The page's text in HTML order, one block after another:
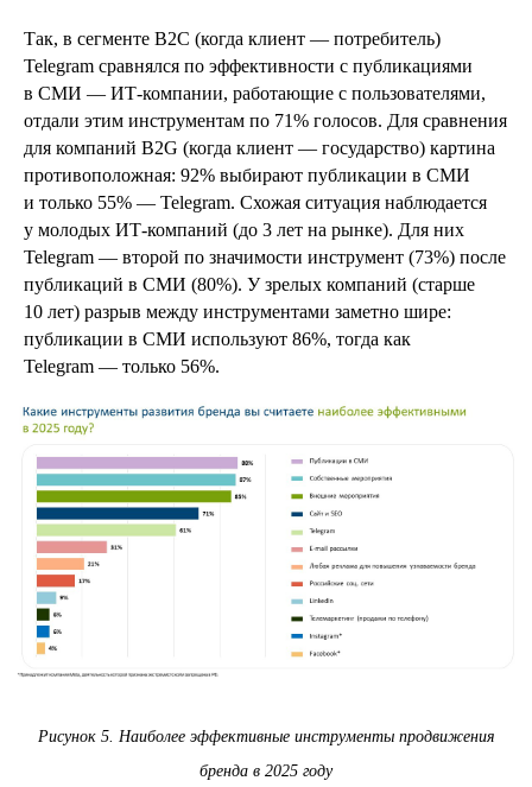
Так, в сегменте B2C (когда клиент — потребитель)
Telegram сравнялся по эффективности с публикациями
в СМИ — ИТ‑компании, работающие с пользователями,
отдали этим инструментам по 71% голосов. Для сравнения
для компаний B2G (когда клиент — государство) картина
противоположная: 92% выбирают публикации в СМИ
и только 55% — Telegram. Схожая ситуация наблюдается
у молодых ИТ‑компаний (до 3 лет на рынке). Для них
Telegram — второй по значимости инструмент (73%) после
публикаций в СМИ (80%). У зрелых компаний (старше
10 лет) разрыв между инструментами заметно шире:
публикации в СМИ используют 86%, тогда как
Telegram — только 56%.
Рисунок 5. Наиболее эффективные инструменты продвижения
бренда в 2025 году